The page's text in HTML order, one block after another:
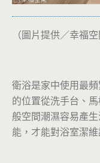
（圖片提供／幸福空
衛浴是家中使用最
的位置從洗手台、
般空間潮濕容易產
能，才能對浴室潔